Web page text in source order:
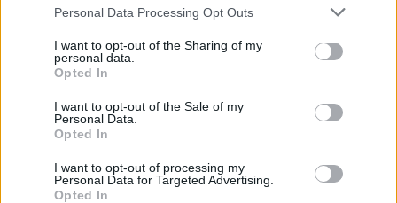
Please note that this website/app uses one or more Google
not limited to your visit or usage behaviour. You may click to
grant or deny consent to Google and its third-party tags to
use your data for below specified purposes in below Google
consent section.
Personal Data Processing Opt Outs
I want to opt-out of the Sharing of my
personal data.
Opted In
I want to opt-out of the Sale of my
Personal Data.
Opted In
I want to opt-out of processing my
Personal Data for Targeted Advertising.
Opted In